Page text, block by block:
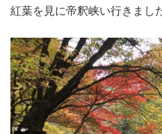
紅葉を見に帝釈峡い行きまし